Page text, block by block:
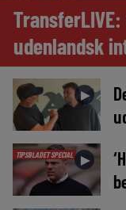
udenlandsk
►
TIPSBLADET SPECIAL ►